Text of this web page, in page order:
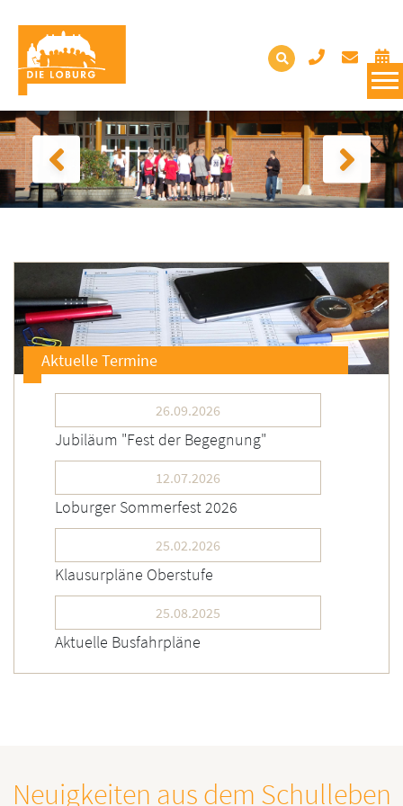
Aktuelle Termine
26.09.2026
Jubiläum "Fest der Begegnung"
12.07.2026
Loburger Sommerfest 2026
25.02.2026
Klausurpläne Oberstufe
25.08.2025
Aktuelle Busfahrpläne
Neuigkeiten aus dem Schulleben